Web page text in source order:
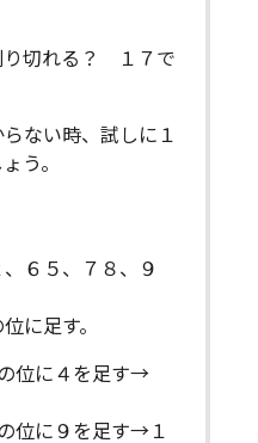
切れる？ １７で
ない時、試しに１
う。
６５、７８、９
に足す。
に４を足す→
に９を足す→１